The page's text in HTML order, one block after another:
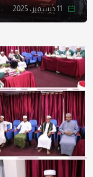
11 ديسمبر، 2025